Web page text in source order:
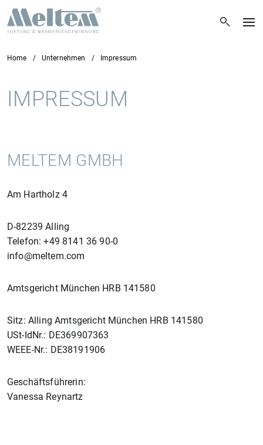
Home Unternehmen Impressum
IMPRESSUM
MELTEM GMBH
Am Hartholz 4
D-82239 Alling
Telefon: +49 8141 36 90-0
info@meltem.com
Amtsgericht München HRB 141580
Sitz: Alling Amtsgericht München HRB 141580
USt-IdNr.: DE369907363
WEEE-Nr.: DE38191906
Geschäftsführerin:
Vanessa Reynartz